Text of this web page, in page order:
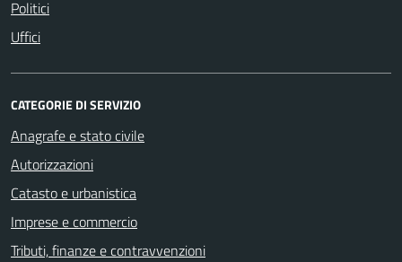
Politici
Uffici
CATEGORIE DI SERVIZIO
Anagrafe e stato civile
Autorizzazioni
Catasto e urbanistica
Imprese e commercio
Tributi, finanze e contravvenzioni